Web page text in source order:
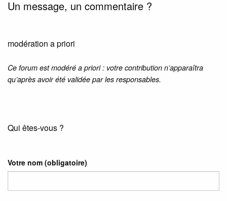
Un message, un commentaire ?
modération a priori
Ce forum est modéré a priori : votre contribution n’apparaîtra
qu’après avoir été validée par les responsables.
Qui êtes-vous ?
Votre nom (obligatoire)